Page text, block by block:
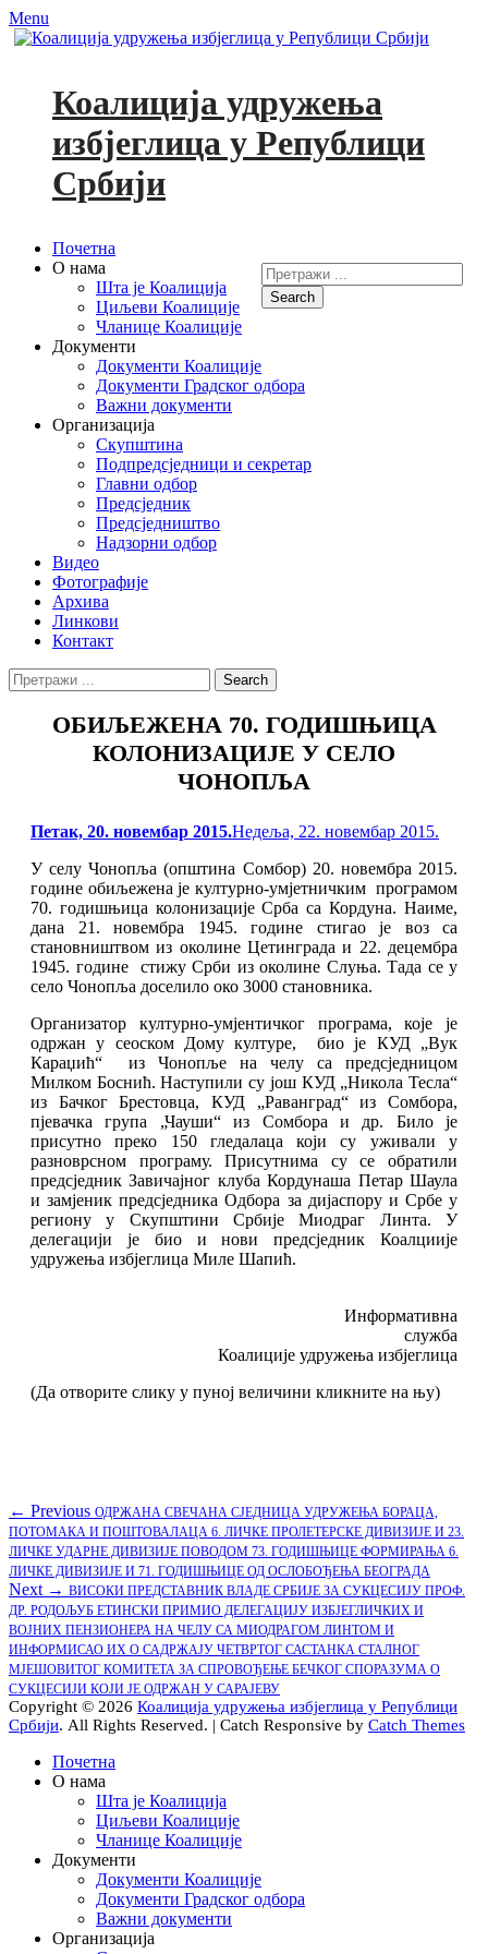
Menu
Коалиција удружења
избјеглица у Републици
Србији
Search
for:
Primary
Menu
Skip
Почетна
О нама
Шта је Коалиција
Циљеви Коалиције
Чланице Коалиције
Документи
Документи Коалиције
Документи Градског одбора
Важни документи
Организација
Скупштина
Подпредсједници и секретар
Главни одбор
Предсједник
Предсједништво
Надзорни одбор
Видео
Фотографије
Архива
Линкови
Контакт
Search
Search
for:
ОБИЉЕЖЕНА 70. ГОДИШЊИЦА
КОЛОНИЗАЦИЈЕ У СЕЛО
ЧОНОПЉА
Posted
Петак, 20. новембар 2015.Недеља, 22. новембар 2015.
У селу Чонопља (општина Сомбор) 20. новембра 2015.
године обиљежена је културно-умјетничким програмом
70. годишњица колонизације Срба са Кордуна. Наиме,
дана 21. новембра 1945. године стигао је воз са
становништвом из околине Цетинграда и 22. децембра
1945. године стижу Срби из околине Слуња. Тада се у
село Чонопља доселило око 3000 становника.
Организатор културно-умјентичког програма, које је
одржан у сеоском Дому културе, био је КУД „Вук
Караџић“ из Чонопље на челу са предсједницом
Милком Боснић. Наступили су још КУД „Никола Тесла“
из Бачког Брестовца, КУД „Раванград“ из Сомбора,
пјевачка група „Чауши“ из Сомбора и др. Било је
присутно преко 150 гледалаца који су уживали у
разноврсном програму. Присутнима су се обратили
предсједник Завичајног клуба Кордунаша Петар Шаула
и замјеник предсједника Одбора за дијаспору и Србе у
региону у Скупштини Србије Миодраг Линта. У
делегацији је био и нови предсједник Коалциије
удружења избјеглица Миле Шапић.
Информативна
служба
Коалиције удружења избјеглица
(Да отворите слику у пуној величини кликните на њу)
Кретање
чланка
← Previous Previous
post:
ОДРЖАНА СВЕЧАНА СЈЕДНИЦА УДРУЖЕЊА БОРАЦА,
ПОТОМАКА И ПОШТОВАЛАЦА 6. ЛИЧКЕ ПРОЛЕТЕРСКЕ ДИВИЗИЈЕ И 23.
ЛИЧКЕ УДАРНЕ ДИВИЗИЈЕ ПОВОДОМ 73. ГОДИШЊИЦЕ ФОРМИРАЊА 6.
ЛИЧКЕ ДИВИЗИЈЕ И 71. ГОДИШЊИЦЕ ОД ОСЛОБОЂЕЊА БЕОГРАДА
Next → Next
post:
ВИСОКИ ПРЕДСТАВНИК ВЛАДЕ СРБИЈЕ ЗА СУКЦЕСИЈУ ПРОФ.
ДР. РОДОЉУБ ЕТИНСКИ ПРИМИО ДЕЛЕГАЦИЈУ ИЗБЈЕГЛИЧКИХ И
ВОЈНИХ ПЕНЗИОНЕРА НА ЧЕЛУ СА МИОДРАГОМ ЛИНТОМ И
ИНФОРМИСАО ИХ О САДРЖАЈУ ЧЕТВРТОГ САСТАНКА СТАЛНОГ
МЈЕШОВИТОГ КОМИТЕТА ЗА СПРОВОЂЕЊЕ БЕЧКОГ СПОРАЗУМА О
СУКЦЕСИЈИ КОЈИ ЈЕ ОДРЖАН У САРАЈЕВУ
Copyright © 2026 Коалиција удружења избјеглица у Републици
Србији. All Rights Reserved. | Catch Responsive by Catch Themes
Почетна
О нама
Шта је Коалиција
Циљеви Коалиције
Чланице Коалиције
Документи
Документи Коалиције
Документи Градског одбора
Важни документи
Организација